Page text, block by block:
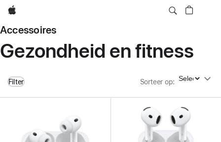
Apple
Accessoires
Gezondheid en fitness
Filter Sorteer op: Sorteer op